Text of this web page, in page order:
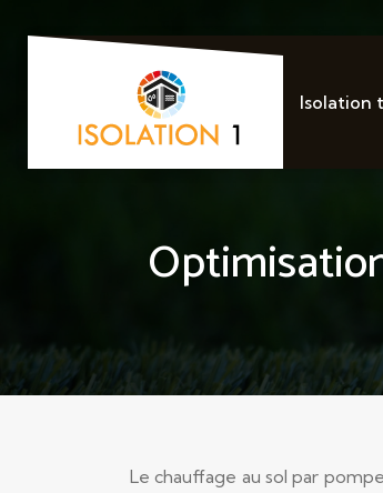
Isolation
Le chauffage au sol par